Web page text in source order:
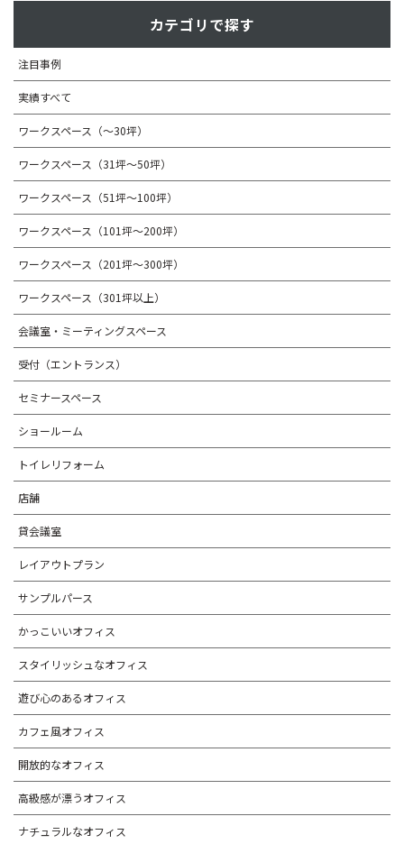
カテゴリで探す
注目事例
実績すべて
ワークスペース（～30坪）
ワークスペース（31坪〜50坪）
ワークスペース（51坪～100坪）
ワークスペース（101坪～200坪）
ワークスペース（201坪～300坪）
ワークスペース（301坪以上）
会議室・ミーティングスペース
受付（エントランス）
セミナースペース
ショールーム
トイレリフォーム
店舗
貸会議室
レイアウトプラン
サンプルパース
かっこいいオフィス
スタイリッシュなオフィス
遊び心のあるオフィス
カフェ風オフィス
開放的なオフィス
高級感が漂うオフィス
ナチュラルなオフィス